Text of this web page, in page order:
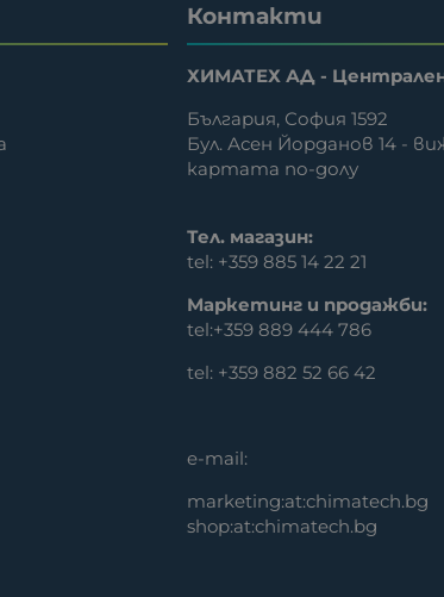
Контакти
ХИМАТЕХ АД -
България, София 1592
Бул. Асен Йорданов 14 -
картата по-долу
Тел. магазин:
tel: +359 885 14 22 21
Маркетинг и продажби:
tel:+359 889 444 786
tel: +359 882 52 66 42
e-mail:
marketing:at:chimatech.bg
shop:at:chimatech.bg